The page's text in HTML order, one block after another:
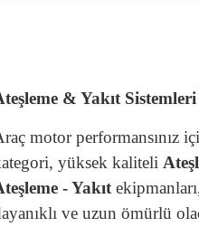
& Yakıt Sistemleri
motor performansınız
yüksek kaliteli
- Yakıt
ve uzun ömürlü